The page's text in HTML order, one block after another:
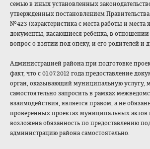
семью в иных установленных
утвержденных постановлением Правительства
№423 (характеристика с места работы и места
документы, касающиеся ребенка, в отношении
вопрос о взятии под опеку, и его родителей и
Администрацией района при подготовке
факт, что с 01.07.2012 года предоставление
орган, оказывающий муниципальную услугу,
самостоятельно запросить в рамках
взаимодействия, является правом, а не
проверенных проектах муниципальных актов
возложена обязанность по предоставлению
администрацию района самостоятельно.